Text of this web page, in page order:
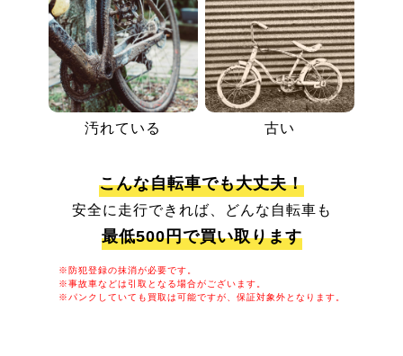
汚れている 古い
こんな自転車でも大丈夫！
安全に走行できれば、どんな自転車も
最低500円で買い取ります
※防犯登録の抹消が必要です。
※事故車などは引取となる場合がございます。
※パンクしていても買取は可能ですが、保証対象外となります。